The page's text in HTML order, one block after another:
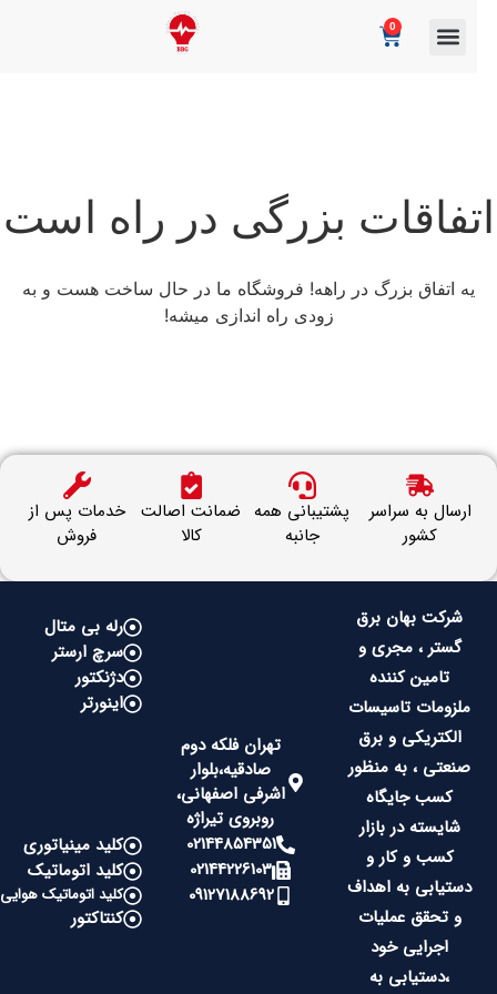
بزرگی در راه است
یه اتفاق بزرگ در راهه! فروشگاه ما در حال ساخت هست و به
زودی راه اندازی میشه!
ارسال به سراسر
کشور
پشتیبانی همه
جانبه
ضمانت اصالت
کالا
خدمات پس از
فروش
شرکت بهان برق
گستر ، مجری و
تامین کننده
ملزومات تاسیسات
الکتریکی و برق
صنعتی ، به منظور
کسب جایگاه
شایسته در بازار
کسب و کار و
دستیابی به اهداف
و تحقق عملیات
اجرایی خود
،دستیابی به
تهران فلکه دوم
صادقیه،بلوار
اشرفی اصفهانی،
روبروی تیراژه
02144854351
02144226103
09127188692
رله بی متال
سرچ ارستر
دژنکتور
اینورتر
کلید مینیاتوری
کلید اتوماتیک
کلید اتوماتیک هوایی
کنتاکتور